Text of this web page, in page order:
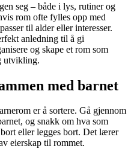
seg – både i lys, rutiner og
rom ofte fylles opp med
til alder eller interesser.
anledning til å gi
og skape et rom som
utvikling.
med barnet
er å sortere. Gå gjennom
og snakk om hva som
eller legges bort. Det lærer
eierskap til rommet.